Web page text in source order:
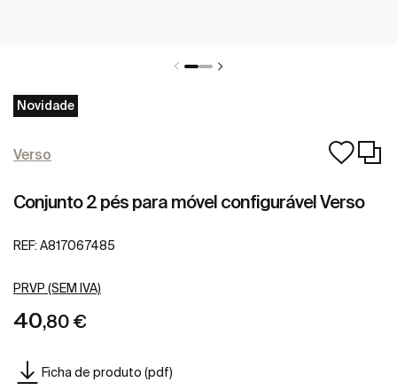
Novidade
Verso
Conjunto 2 pés para móvel configurável Verso
REF: A817067485
PRVP (SEM IVA)
40,80 €
Ficha de produto (pdf)